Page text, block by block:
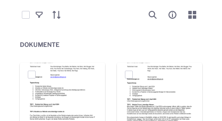
Elemente auswählen
DOKUMENTE